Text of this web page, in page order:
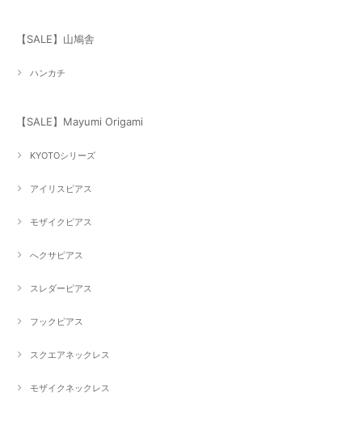
【SALE】山鳩舎
ハンカチ
【SALE】Mayumi Origami
KYOTOシリーズ
アイリスピアス
モザイクピアス
へクサピアス
スレダーピアス
フックピアス
スクエアネックレス
モザイクネックレス